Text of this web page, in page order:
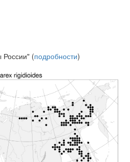
(подробности)